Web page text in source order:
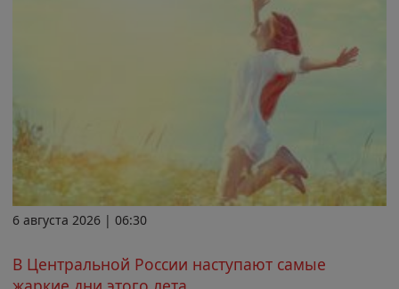
6 августа 2026 | 06:30
В Центральной России наступают самые